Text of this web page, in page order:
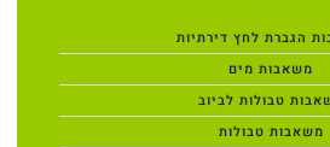
הגברת לחץ דירתיות
משאבות מים
טבולות לביוב
משאבות טבולות